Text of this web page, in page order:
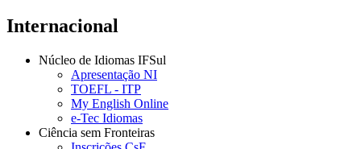
Internacional
Núcleo de Idiomas IFSul
Apresentação NI
TOEFL - ITP
My English Online
e-Tec Idiomas
Ciência sem Fronteiras